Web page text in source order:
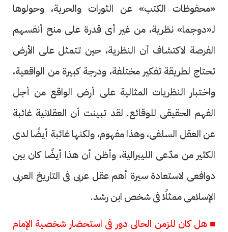
«محفوظات الكتب» عن الثورات والحرية، وحولوها
لـ«دوجما» نظرية، من غير أى قدرة على منح أنفسهم
الفرصة لاكتشاف أن النظرية، حين تتمثل على الأرض
تحتاج لطريقة تفكير مختلفة، ودرجة كبيرة من الواقعية،
واختبار النظريات المثالية على أرض الواقع من أجل
الفهم الحقيقى للوقائع. لقد تبينت أن العقلانية غائبة
عن العقل السلفى، وهذا مفهوم، ولكنها غائبة أيضًا لدى
الكثير من مدّعى الليبرالية، وأظن أن هذا أيضًا كان بين
دوافعى لاستعادة سيرة أهم عقل عربى فى التاريخ العربى
الإسلامى ممثلًا فى شخص ابن رشد.
■ هل كان للزمن الحالى دور فى استحضار شخصية الإمام